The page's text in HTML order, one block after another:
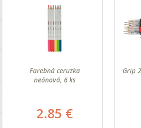
Farebná ceruzka
neónová, 6 ks
2.85 €
Grip